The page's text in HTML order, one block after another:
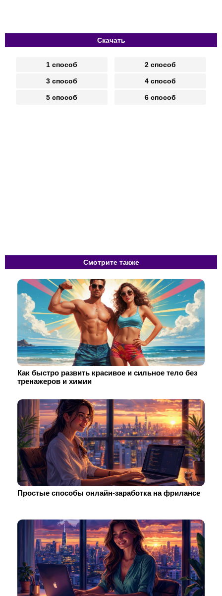
Скачать
1 способ 2 способ
3 способ 4 способ
5 способ 6 способ
Смотрите также
Как быстро развить красивое и сильное тело без
тренажеров и химии
Простые способы онлайн-заработка на фрилансе